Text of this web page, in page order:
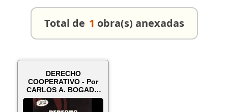
Total de 1 obra(s) anexadas
DERECHO
COOPERATIVO - Por
CARLOS A. BOGADO
ALMIRÓN